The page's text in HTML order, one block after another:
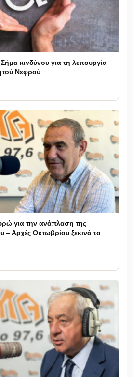
κινδύνου για τη λειτουργία
Νεφρού
για την ανάπλαση της
– Αρχές Οκτωβρίου ξεκινά το